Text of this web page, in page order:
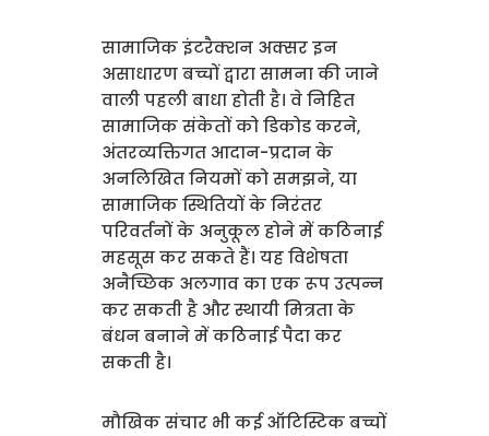
सामाजिक इंटरैक्शन अक्सर इन
असाधारण बच्चों द्वारा सामना की जाने
वाली पहली बाधा होती है। वे निहित
सामाजिक संकेतों को डिकोड करने,
अंतरव्यक्तिगत आदान-प्रदान के
अनलिखित नियमों को समझने, या
सामाजिक स्थितियों के निरंतर
परिवर्तनों के अनुकूल होने में कठिनाई
महसूस कर सकते हैं। यह विशेषता
अनैच्छिक अलगाव का एक रूप उत्पन्न
कर सकती है और स्थायी मित्रता के
बंधन बनाने में कठिनाई पैदा कर
सकती है।
मौखिक संचार भी कई ऑटिस्टिक बच्चों